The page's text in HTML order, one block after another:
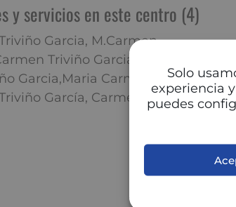
Solo
experiencia
puedes
y servicios en este centro (4)
Garcia, M.Carmen
Triviño Garcia
Garcia,Maria Carmen
García, Carmen